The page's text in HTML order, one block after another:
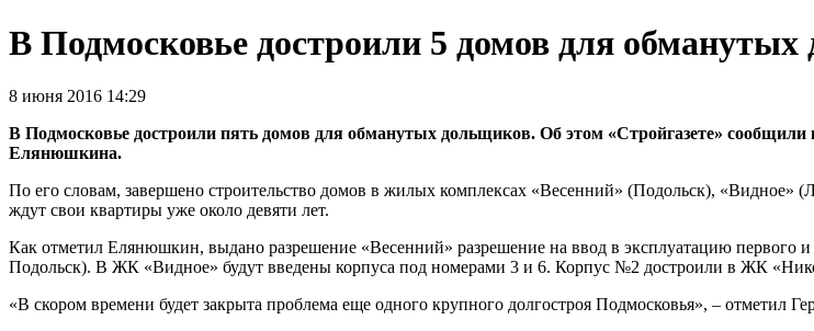
В Подмосковье достроили 5 домов для
8 июня 2016 14:29
В Подмосковье достроили пять домов для обманутых дольщиков. Об этом «Стройгазете» сообщили
Елянюшкина.
По его словам, завершено строительство домов в жилых комплексах «Весенний» (Подольск),
ждут свои квартиры уже около девяти лет.
Как отметил Елянюшкин, выдано разрешение «Весенний» разрешение на ввод в эксплуатацию первого
Подольск). В ЖК «Видное» будут введены корпуса под номерами 3 и 6. Корпус №2 достроили в ЖК
«В скором времени будет закрыта проблема еще одного крупного долгостроя Подмосковья», – отметил